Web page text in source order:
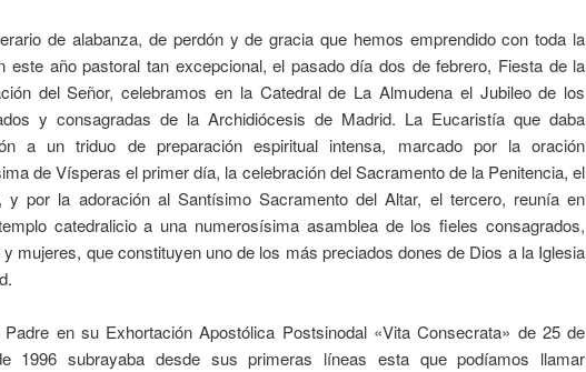
de alabanza, de perdón y de gracia que hemos emprendido con toda la
este año pastoral tan excepcional, el pasado día dos de febrero, Fiesta de la
del Señor, celebramos en la Catedral de La Almudena el Jubileo de los
y consagradas de la Archidiócesis de Madrid. La Eucaristía que daba
a un triduo de preparación espiritual intensa, marcado por la oración
de Vísperas el primer día, la celebración del Sacramento de la Penitencia, el
y por la adoración al Santísimo Sacramento del Altar, el tercero, reunía en
catedralicio a una numerosísima asamblea de los fieles consagrados,
mujeres, que constituyen uno de los más preciados dones de Dios a la Iglesia
Padre en su Exhortación Apostólica Postsinodal «Vita Consecrata» de 25 de
1996 subrayaba desde sus primeras líneas esta que podíamos llamar